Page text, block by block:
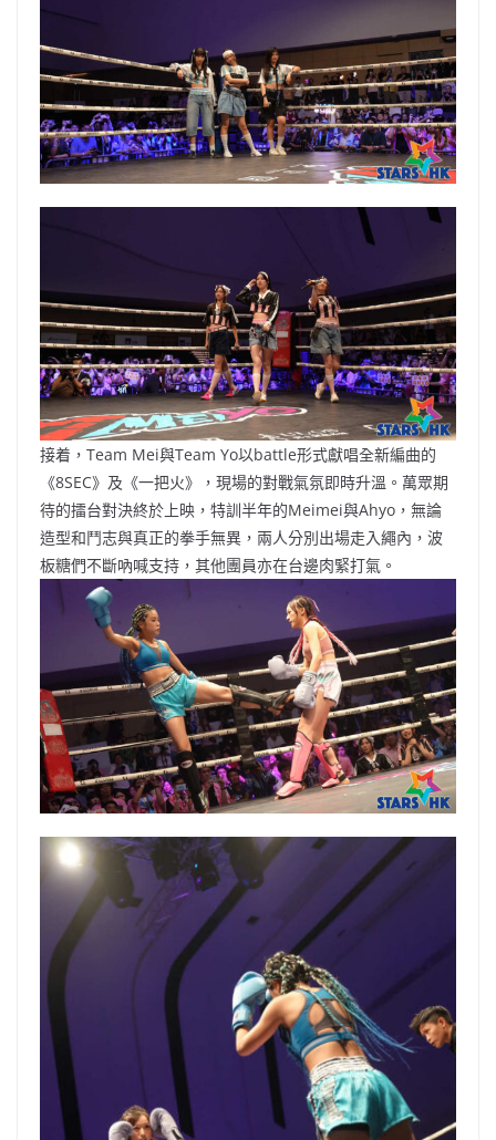
接着，Team Mei與Team Yo以battle形式獻唱全新編曲的
《8SEC》及《一把火》，現場的對戰氣氛即時升溫。萬眾期
待的擂台對決終於上映，特訓半年的Meimei與Ahyo，無論
造型和鬥志與真正的拳手無異，兩人分別出場走入繩內，波
板糖們不斷吶喊支持，其他團員亦在台邊肉緊打氣。